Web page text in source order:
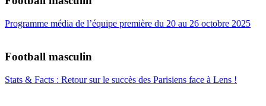
Programme média de l’équipe première du 20 au 26 octobre 2025
Football masculin
Stats & Facts : Retour sur le succès des Parisiens face à Lens !